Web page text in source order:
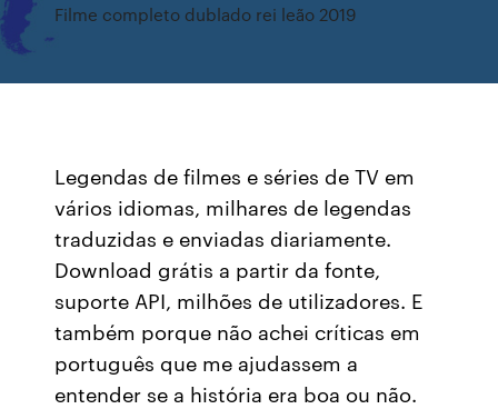
Filme completo dublado rei leão 2019
Legendas de filmes e séries de TV em
vários idiomas, milhares de legendas
traduzidas e enviadas diariamente.
Download grátis a partir da fonte,
suporte API, milhões de utilizadores. E
também porque não achei críticas em
português que me ajudassem a
entender se a história era boa ou não.